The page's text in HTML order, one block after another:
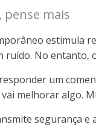
pense mais
estimula
ruído. No entanto,
um
melhorar algo.
segurança e